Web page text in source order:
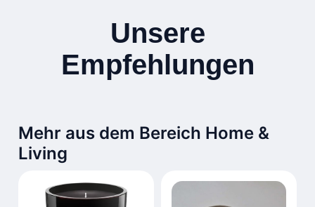
Unsere
Empfehlungen
Mehr aus dem Bereich Home &
Living